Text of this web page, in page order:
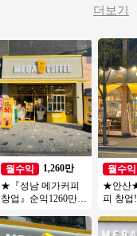
더보기
월수익
1,260만
★『성남 메가커피
창업』순익1260만
일 운영 여성창업
월수익
★안산
피 창업
비중! /